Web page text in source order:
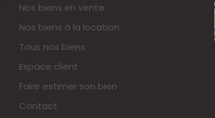
Nos biens en vente
Nos biens à la location
Tous nos biens
Espace client
Faire estimer son bien
Contact